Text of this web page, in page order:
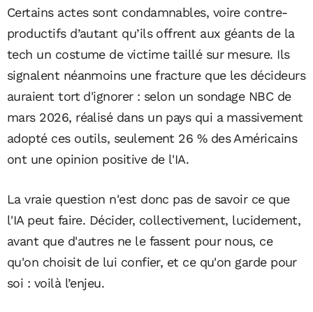
Certains actes sont condamnables, voire contre-
productifs d’autant qu’ils offrent aux géants de la
tech un costume de victime taillé sur mesure. Ils
signalent néanmoins une fracture que les décideurs
auraient tort d'ignorer : selon un sondage NBC de
mars 2026, réalisé dans un pays qui a massivement
adopté ces outils, seulement 26 % des Américains
ont une opinion positive de l'IA.
La vraie question n'est donc pas de savoir ce que
l'IA peut faire. Décider, collectivement, lucidement,
avant que d'autres ne le fassent pour nous, ce
qu'on choisit de lui confier, et ce qu'on garde pour
soi : voilà l’enjeu.